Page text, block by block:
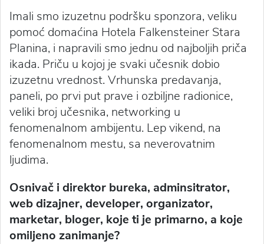
Imali smo izuzetnu podršku sponzora, veliku
pomoć domaćina Hotela Falkensteiner Stara
Planina, i napravili smo jednu od najboljih priča
ikada. Priču u kojoj je svaki učesnik dobio
izuzetnu vrednost. Vrhunska predavanja,
paneli, po prvi put prave i ozbiljne radionice,
veliki broj učesnika, networking u
fenomenalnom ambijentu. Lep vikend, na
fenomenalnom mestu, sa neverovatnim
ljudima.
Osnivač i direktor bureka, adminsitrator,
web dizajner, developer, organizator,
marketar, bloger, koje ti je primarno, a koje
omiljeno zanimanje?